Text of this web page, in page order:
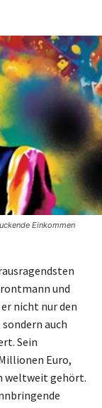
Einkommen
und
nicht nur den
auch
Sein
Euro,
weltweit gehört.